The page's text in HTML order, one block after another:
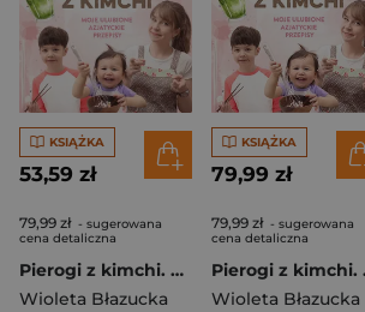
KSIĄŻKA
53,59 zł
79,99 zł - sugerowana
cena detaliczna
Pierogi z kimchi. Moje ulubione azjatyckie przepisy
Wioleta Błazucka
KSIĄŻKA
79,99 zł
79,99 zł - sugerowana
cena detaliczna
Pierogi z
Wioleta Błazucka